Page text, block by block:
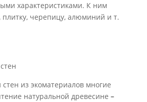
характеристиками. К ним
плитку, черепицу, алюминий и т.
из экоматериалов многие
натуральной древесине –